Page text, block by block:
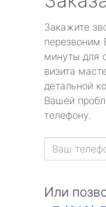
Закажите
перезвоним
минуты для
визита
детальной
Вашей
телефону.
Или